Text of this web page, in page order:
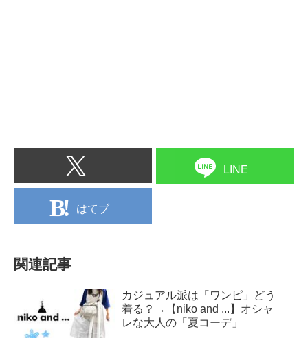
LINE
はてブ
関連記事
カジュアル派は「ワンピ」どう
着る？→【niko and ...】オシャ
レな大人の「夏コーデ」